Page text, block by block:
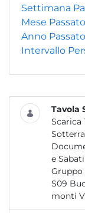
Settimana
Mese Passato
Anno Passato
Intervallo
Tavola
Scarica
e Sabatini S08 Buono Buono
S09 Buono Buono Buono